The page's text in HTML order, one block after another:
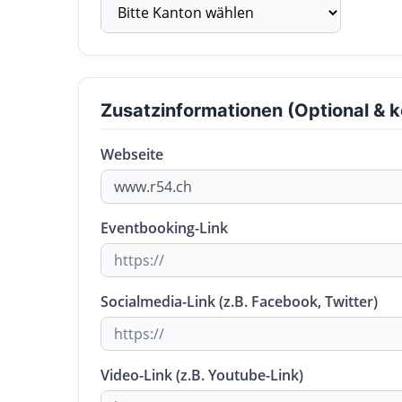
Zusatzinformationen (Optional &
Webseite
Eventbooking-Link
Socialmedia-Link (z.B. Facebook, Twitter)
Video-Link (z.B. Youtube-Link)